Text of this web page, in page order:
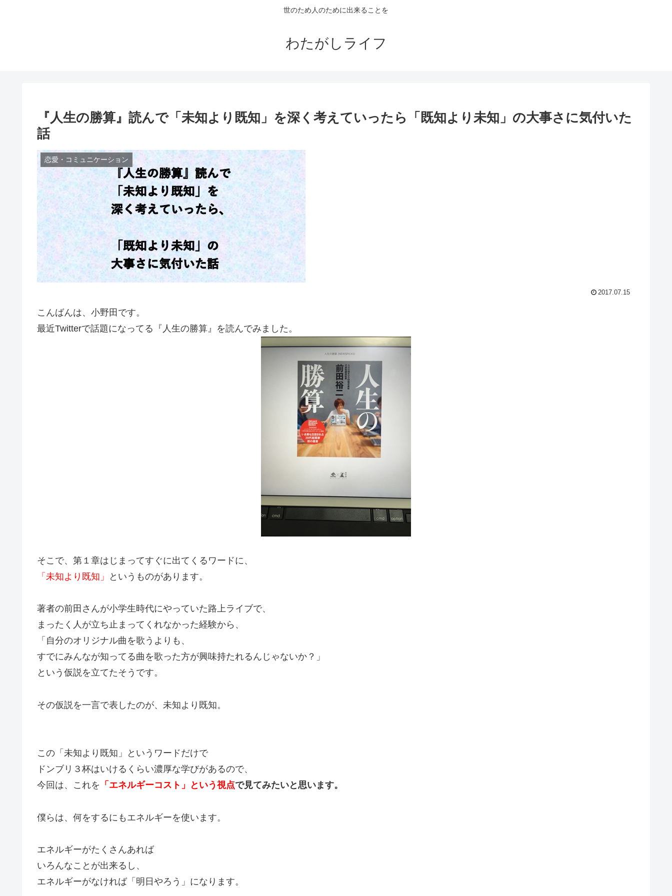
世のため人のために出来ることを
わたがしライフ
『人生の勝算』読んで「未知より既知」を深く考えていったら「既知より未知」の大事さに気付いた
話
恋愛・コミュニケーション
2017.07.15
こんばんは、小野田です。
最近Twitterで話題になってる『人生の勝算』を読んでみました。
そこで、第１章はじまってすぐに出てくるワードに、
「未知より既知」
というものがあります。
著者の前田さんが小学生時代にやっていた路上ライブで、
まったく人が立ち止まってくれなかった経験から、
「自分のオリジナル曲を歌うよりも、
すでにみんなが知ってる曲を歌った方が興味持たれるんじゃないか？」
という仮説を立てたそうです。
その仮説を一言で表したのが、未知より既知。
この「未知より既知」というワードだけで
ドンブリ３杯はいけるくらい濃厚な学びがあるので、
今回は、これを 「エネルギーコスト」という視点で見てみたいと思います。
僕らは、何をするにもエネルギーを使います。
エネルギーがたくさんあれば
いろんなことが出来るし、
エネルギーがなければ「明日やろう」になります。